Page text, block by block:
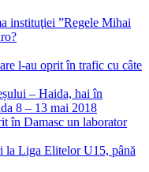
”Regele Mihai
l-au oprit în trafic cu câte
– Haida, hai în
8 – 13 mai 2018
în Damasc un laborator
Liga Elitelor U15, până